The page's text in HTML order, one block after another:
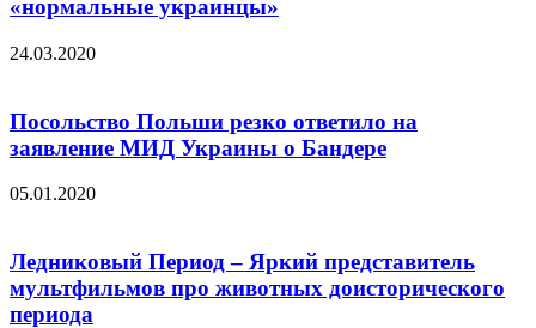
«нормальные украинцы»
24.03.2020
Посольство Польши резко ответило на
заявление МИД Украины о Бандере
05.01.2020
Ледниковый Период – Яркий представитель
мультфильмов про животных доисторического
периода